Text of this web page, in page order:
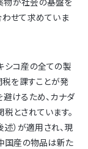
わせて求めていま
シコ産の全ての製
を課すことが発
けるため、カナダ
とされています。
）が適用され、現
国産の物品は新た